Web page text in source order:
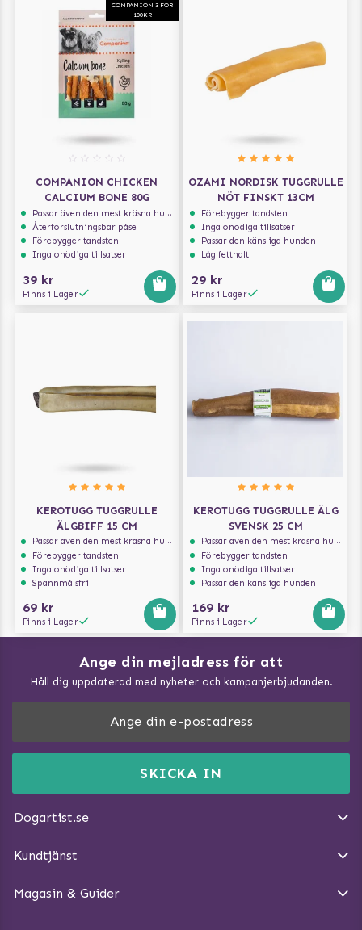
COMPANION 3 FÖR
100KR
COMPANION CHICKEN
CALCIUM BONE 80G
Passar även den mest kräsna hunden
Återförslutningsbar påse
Förebygger tandsten
Inga onödiga tillsatser
39 kr
Finns i Lager
OZAMI NORDISK TUGGRULLE
NÖT FINSKT 13CM
Förebygger tandsten
Inga onödiga tillsatser
Passar den känsliga hunden
Låg fetthalt
29 kr
Finns i Lager
KEROTUGG TUGGRULLE
ÄLGBIFF 15 CM
Passar även den mest kräsna hunden
Förebygger tandsten
Inga onödiga tillsatser
Spannmålsfri
69 kr
Finns i Lager
KEROTUGG TUGGRULLE ÄLG
SVENSK 25 CM
Passar även den mest kräsna hunden
Förebygger tandsten
Inga onödiga tillsatser
Passar den känsliga hunden
169 kr
Finns i Lager
Ange din mejladress för att
Håll dig uppdaterad med nyheter och kampanjerbjudanden.
SKICKA IN
Dogartist.se
DogArtist.se drivs av:
E-post:info@dogartist.se
Kundtjänst
Ångra Köp
Magasin & Guider
Vad kan hundar äta?
Träna Nose Work hemma
Så gör du promenaden roligare
Hundbäddar